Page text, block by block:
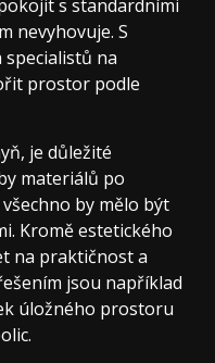
s standardními
nevyhovuje. S
na
prostor podle
je důležité
materiálů po
by mělo být
Kromě estetického
na praktičnost a
jsou například
úložného prostoru